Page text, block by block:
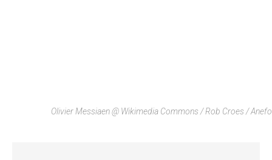
Olivier Messiaen @ Wikimedia Commons / Rob Croes / Anefo